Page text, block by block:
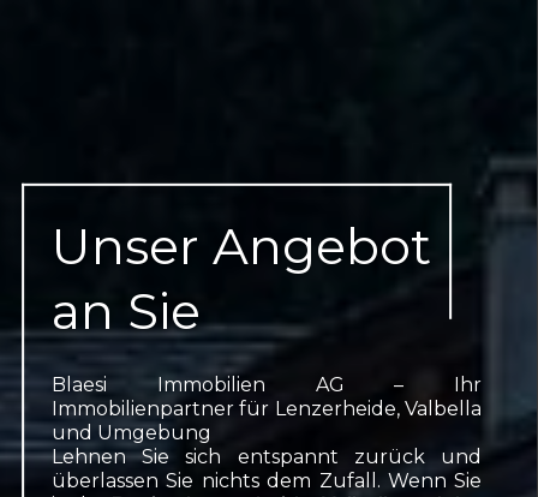
Unser Angebot
an Sie
Blaesi Immobilien AG – Ihr
Immobilienpartner für Lenzerheide, Valbella
und Umgebung
Lehnen Sie sich entspannt zurück und
überlassen Sie nichts dem Zufall. Wenn Sie